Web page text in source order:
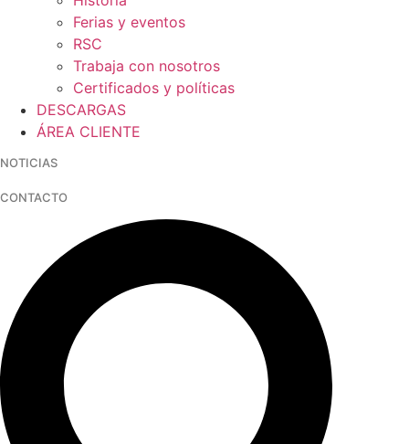
Ferias y eventos
RSC
Trabaja con nosotros
Certificados y políticas
DESCARGAS
ÁREA CLIENTE
NOTICIAS
CONTACTO